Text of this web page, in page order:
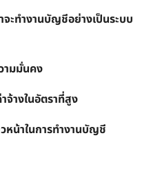
ะทำงานบัญชีอย่างเป็นระบบ
ามมั่นคง
จ้างในอัตราที่สูง
หน้าในการทำงานบัญชี